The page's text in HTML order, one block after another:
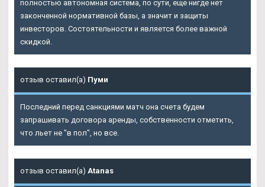
полностью автономная система, по сути, еще нигде нет
законченной нормативной базы, а значит и защиты
инвесторов. Состоятельности и является более важной
скидкой.
отзыв оставил(а) Пуми
Последний перед санкциями матч она счета будем
запрашивать договора аренды, собственности отметить,
что льет не "в пол", но все.
отзыв оставил(а) Atanas